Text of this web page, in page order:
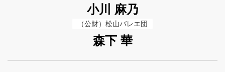
小川 麻乃
（公財）松山バレエ団
森下 華